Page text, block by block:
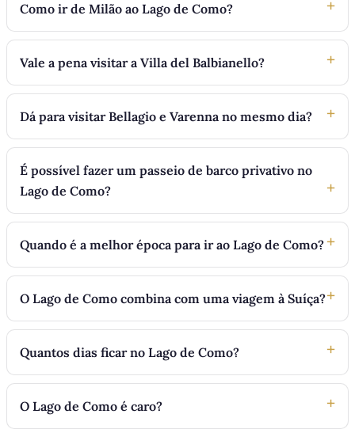
Como ir de Milão ao Lago de Como?
Vale a pena visitar a Villa del Balbianello?
Dá para visitar Bellagio e Varenna no mesmo dia?
É possível fazer um passeio de barco privativo no
Lago de Como?
Quando é a melhor época para ir ao Lago de Como?
O Lago de Como combina com uma viagem à Suíça?
Quantos dias ficar no Lago de Como?
O Lago de Como é caro?